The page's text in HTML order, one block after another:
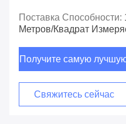
Поставка Способности:
Метров/квадрат
Получите самую
Свяжитесь сейчас